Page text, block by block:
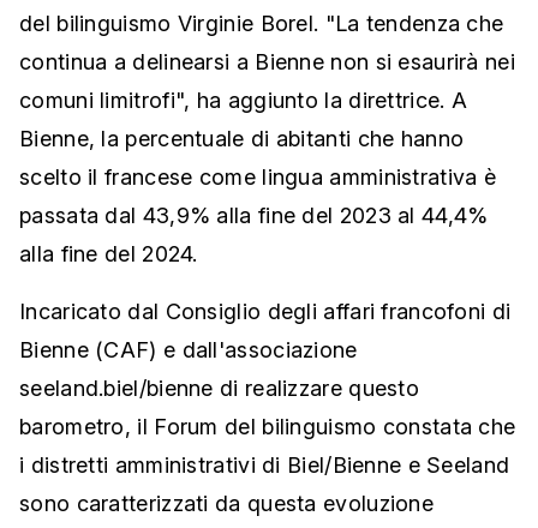
del bilinguismo Virginie Borel. "La tendenza che
continua a delinearsi a Bienne non si esaurirà nei
comuni limitrofi", ha aggiunto la direttrice. A
Bienne, la percentuale di abitanti che hanno
scelto il francese come lingua amministrativa è
passata dal 43,9% alla fine del 2023 al 44,4%
alla fine del 2024.
Incaricato dal Consiglio degli affari francofoni di
Bienne (CAF) e dall'associazione
seeland.biel/bienne di realizzare questo
barometro, il Forum del bilinguismo constata che
i distretti amministrativi di Biel/Bienne e Seeland
sono caratterizzati da questa evoluzione